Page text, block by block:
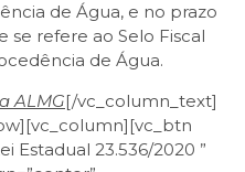
de Água, e no prazo
se refere ao Selo Fiscal
de Água.
ALMG[/vc_column_text]
Estadual 23.536/2020 ”